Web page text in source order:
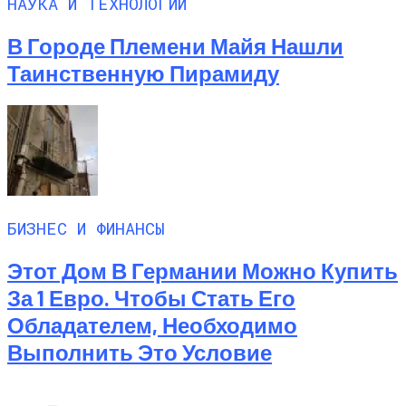
В Городе Племени Майя Нашли
Таинственную Пирамиду
БИЗНЕС И ФИНАНСЫ
Этот Дом В Германии Можно Купить
За 1 Евро. Чтобы Стать Его
Обладателем, Необходимо
Выполнить Это Условие